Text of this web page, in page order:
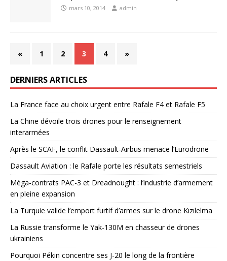
mars 10, 2014 admin
« 1 2 3 4 »
DERNIERS ARTICLES
La France face au choix urgent entre Rafale F4 et Rafale F5
La Chine dévoile trois drones pour le renseignement
interarmées
Après le SCAF, le conflit Dassault-Airbus menace l’Eurodrone
Dassault Aviation : le Rafale porte les résultats semestriels
Méga-contrats PAC-3 et Dreadnought : l’industrie d’armement
en pleine expansion
La Turquie valide l’emport furtif d’armes sur le drone Kızılelma
La Russie transforme le Yak-130M en chasseur de drones
ukrainiens
Pourquoi Pékin concentre ses J-20 le long de la frontière